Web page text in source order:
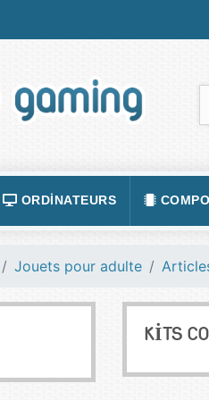
ORDINATEURS
ACCESSOIRES ORDINATEURS
TABLETTES
Jouets pour adulte
KITS